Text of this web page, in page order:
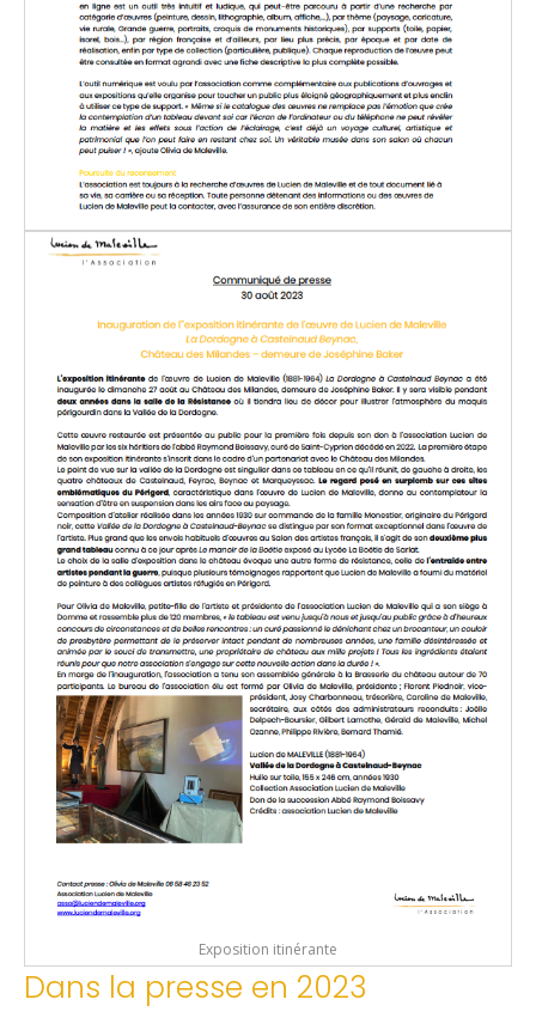
Exposition itinérante
Dans la presse en 2023